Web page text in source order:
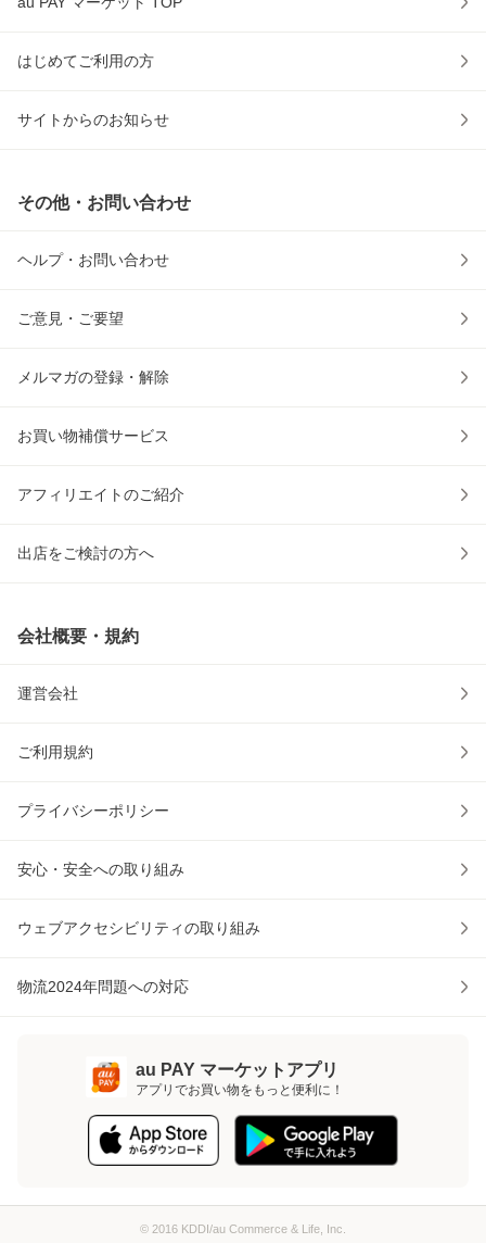
はじめてご利用の方
サイトからのお知らせ
その他・お問い合わせ
ヘルプ・お問い合わせ
ご意見・ご要望
メルマガの登録・解除
お買い物補償サービス
アフィリエイトのご紹介
出店をご検討の方へ
会社概要・規約
運営会社
ご利用規約
プライバシーポリシー
安心・安全への取り組み
ウェブアクセシビリティの取り組み
物流2024年問題への対応
au PAY マーケットアプリ
アプリでお買い物をもっと便利に！
© 2016 KDDI/au Commerce & Life, Inc.